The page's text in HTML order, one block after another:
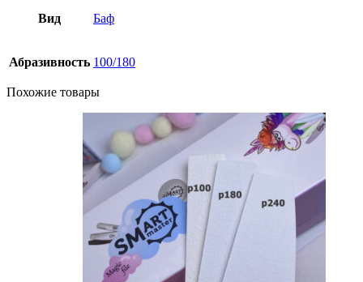
Вид Баф
Абразивность 100/180
Похожие товары